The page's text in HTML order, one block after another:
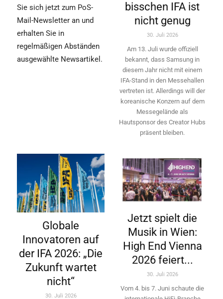
Sie sich jetzt zum PoS-
Mail-Newsletter an und
erhalten Sie in
regelmäßigen Abständen
ausgewählte Newsartikel.
bisschen IFA ist
nicht genug
30. Juli 2026
Am 13. Juli wurde offiziell
bekannt, dass Samsung in
diesem Jahr nicht mit einem
IFA-Stand in den Messehallen
vertreten ist. Allerdings will ­der
koreanische Konzern auf dem
Messegelände als
Hautsponsor des Creator Hubs
präsent bleiben.
Globale
Innovatoren auf
der IFA 2026: „Die
Zukunft wartet
nicht“
30. Juli 2026
Jetzt spielt die
Musik in Wien:
High End Vienna
2026 feiert...
30. Juli 2026
Vom 4. bis 7. Juni schaute die